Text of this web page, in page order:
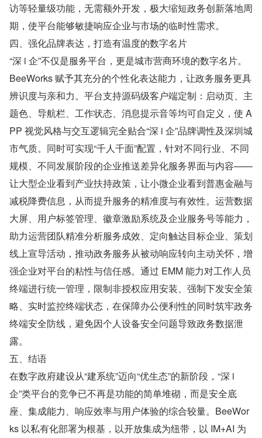
访等轻量级功能，无需额外开发，极大缩短政务创新落地周
期，使平台能够敏捷响应企业与市场的临时性需求。
四、强化品牌表达，打造有温度的数字名片
“深 i 企”不仅是服务平台，更是城市营商环境的数字名片。
BeeWorks 赋予其充分的个性化表达能力，让政务服务更具
辨识度与亲和力。平台支持源码级客户端定制：启动页、主
题色、导航栏、工作状态、消息提示音等均可自定义，使 A
PP 视觉风格与交互逻辑完全贴合“深 i 企”品牌调性及深圳城
市气质。同时可实现“千人千面”配置，针对不同行业、不同
规模、不同发展阶段的企业推送差异化服务界面与内容——
让大型企业看到产业扶持政策，让小微企业看到普惠金融与
减税降费信息，从而提升服务的精准度与有效性。运营数据
大屏、用户标签管理、徽章激励系统及企业服务号等能力，
助力运营团队精准分析服务成效、定向触达目标企业、策划
线上宣导活动，推动政务服务从被动响应转向主动关怀，增
强企业对平台的粘性与信任感。通过 EMM 能力对工作人员
终端进行统一管理，限制非授权应用安装、强制下发安全策
略、实时监控终端状态，在保障办公便利性的同时筑牢政务
终端安全防线，避免因个人设备安全问题导致政务数据泄
露。
五、结语
在数字政府建设从“建系统”迈向“优生态”的新阶段，“深 i
企”类平台的竞争已不再是功能的简单堆砌，而是安全底
座、集成能力、响应效率与用户体验的综合较量。BeeWor
ks 以私有化部署为根基，以开放集成为纽带，以 IM+AI 为